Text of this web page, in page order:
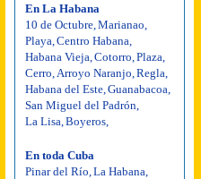
En La Habana
10 de Octubre Marianao
Playa Centro Habana
Habana Vieja Cotorro Plaza
Cerro Arroyo Naranjo Regla
Habana del Este Guanabacoa
San Miguel del Padrón
La Lisa Boyeros
En toda Cuba
Pinar del Río La Habana